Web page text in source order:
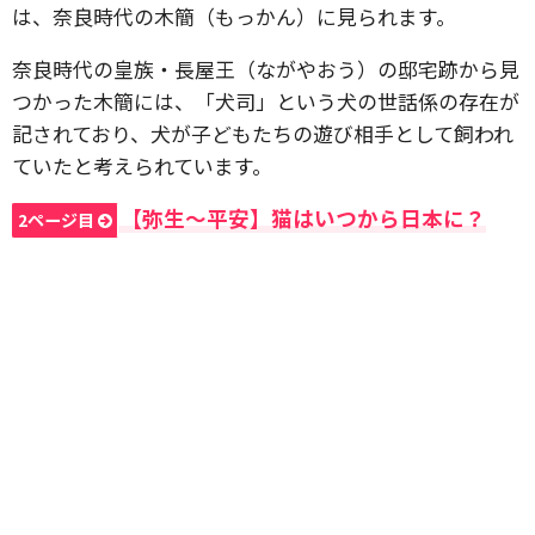
は、奈良時代の木簡（もっかん）に見られます。
奈良時代の皇族・長屋王（ながやおう）の邸宅跡から見
つかった木簡には、「犬司」という犬の世話係の存在が
記されており、犬が子どもたちの遊び相手として飼われ
ていたと考えられています。
2ページ目 【弥生〜平安】猫はいつから日本に？